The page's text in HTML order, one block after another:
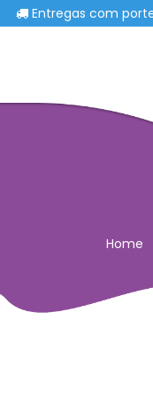
Entregas com portes
Home